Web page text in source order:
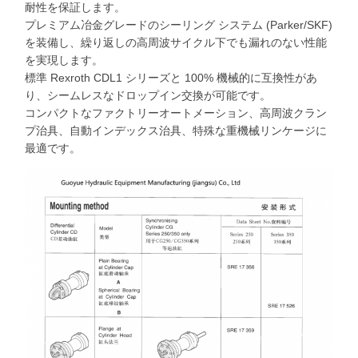
耐性を保証します。
プレミアム冶金グレードのシーリング システム (Parker/SKF)
を装備し、繰り返しの高周波サイクル下でも漏れのない性能
を実現します。
標準 Rexroth CDL1 シリーズと 100% 機械的に互換性があ
り、シームレスなドロップイン交換が可能です。
コンパクトなファクトリーオートメーション、高周波クラン
プ治具、自動インデックス治具、特殊な重機械リンケージに
最適です。